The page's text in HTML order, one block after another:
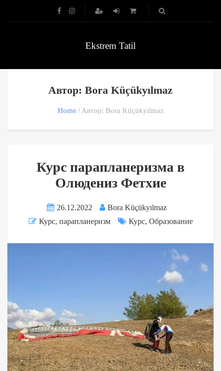
Ekstrem Tatil
Автор: Bora Küçükyılmaz
Home Автор: Bora Küçükyılmaz
Курс парапланеризма в
Олюдениз Фетхие
26.12.2022
Bora Küçükyılmaz
Курс, парапланеризм Курс, Образование